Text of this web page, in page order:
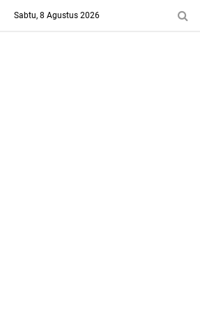
Sabtu, 8 Agustus 2026